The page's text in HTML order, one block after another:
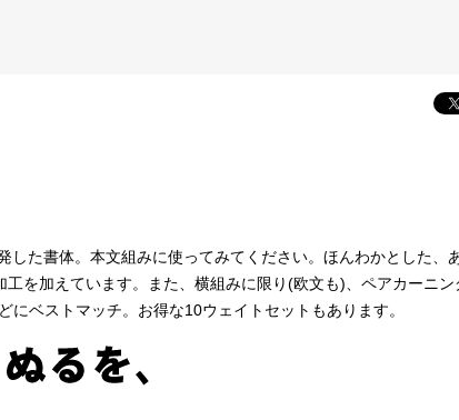
た書体。本文組みに使ってみてください。ほんわかとした、
を加えています。また、横組みに限り(欧文も)、ペアカーニン
ベストマッチ。お得な10ウェイトセットもあります。